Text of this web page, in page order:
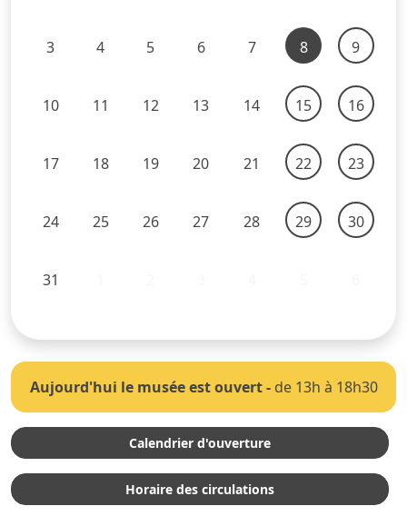
3 4 5 6 7 8 9
10 11 12 13 14 15 16
17 18 19 20 21 22 23
24 25 26 27 28 29 30
31
Aujourd'hui le musée est ouvert- de 13h à 18h30
Calendrier d'ouverture
Horaire des circulations